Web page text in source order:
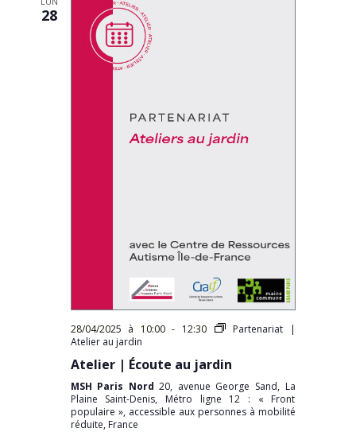
28
28/04/2025 à 10:00- 12:30
Partenariat |
Atelier au jardin
Atelier | Écoute au jardin
MSH Paris Nord20, avenue George Sand, La
Plaine Saint-Denis, Métro ligne 12 : « Front
populaire », accessible aux personnes à mobilité
réduite, France